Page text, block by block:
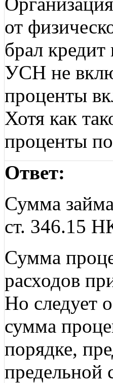
от
брал
УСН не
проценты
Хотя как
проценты
Ответ:
Сумма
ст. 346.15
Сумма
расходов
Но следует
сумма
порядке,
предельной